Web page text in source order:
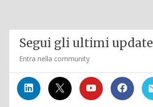
Segui gli ultimi update
Entra nella community